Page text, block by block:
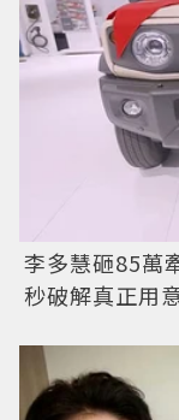
李多慧砸85萬
秒破解真正用